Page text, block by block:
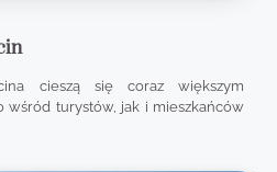
cieszą się coraz większym
wśród turystów, jak i mieszkańców